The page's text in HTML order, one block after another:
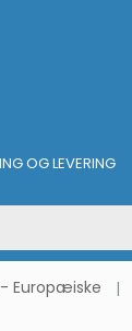
OG LEVERING
Europæiske